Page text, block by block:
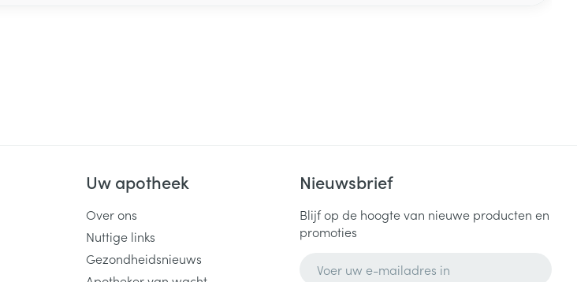
Uw apotheek
Over ons
Nuttige links
Gezondheidsnieuws
Nieuwsbrief
Blijf op de hoogte van nieuwe producten en
promoties